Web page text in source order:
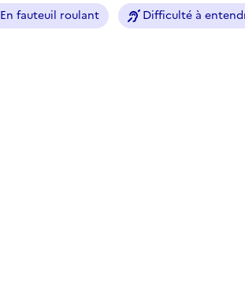
En fauteuil roulant Difficulté à